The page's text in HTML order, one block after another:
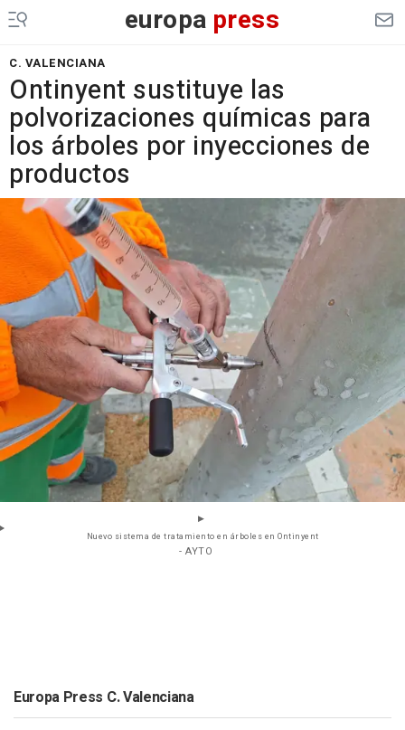
europa press
C. VALENCIANA
Ontinyent sustituye las
polvorizaciones químicas para
los árboles por inyecciones de
productos
Nuevo sistema de tratamiento en árboles en Ontinyent
- AYTO
Europa Press C. Valenciana